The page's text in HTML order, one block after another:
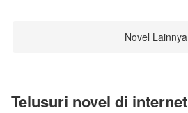
Novel Lainnya
Telusuri novel di internet